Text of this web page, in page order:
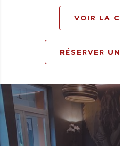
VOIR LA
RÉSERVER